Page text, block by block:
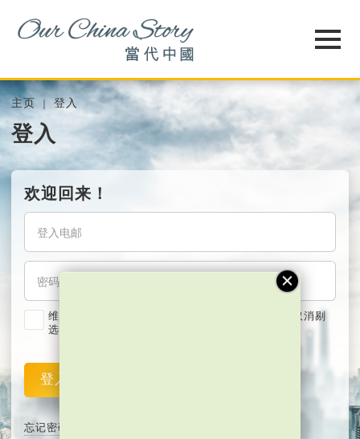
主页 登入
登入
欢迎回来！
维持我的登入状态两星期 (若使用共用电脑，紧记取消剔
选)
登入
忘记密码